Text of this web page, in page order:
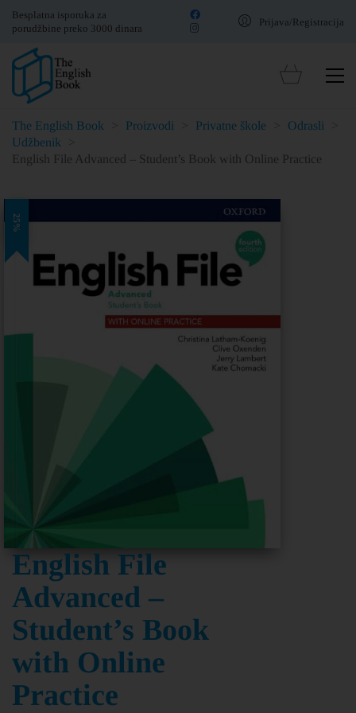
Besplatna isporuka za
porudžbine preko 3000 dinara
Prijava/Registracija
The English Book Proizvodi Privatne škole Odrasli
Udžbenik
English File Advanced – Student’s Book with Online Practice
25%
English File
Advanced –
Student’s Book
with Online
Practice